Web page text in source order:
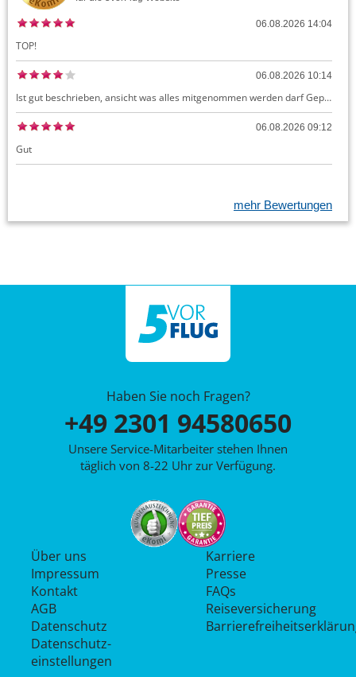
06.08.2026 14:04
TOP!
06.08.2026 10:14
Ist gut beschrieben, ansicht was alles mitgenommen werden darf Gepäck dürfte auch kostenloses Handgepäck umfassen, ansonsten sehr easy zu machen
06.08.2026 09:12
Gut
mehr Bewertungen
Haben Sie noch Fragen?
+49 2301 94580650
Unsere Service-Mitarbeiter stehen Ihnen
täglich von 8-22 Uhr zur Verfügung.
Über uns
Impressum
Kontakt
AGB
Datenschutz
Datenschutz­
einstellungen
Karriere
Presse
FAQs
Reiseversicherung